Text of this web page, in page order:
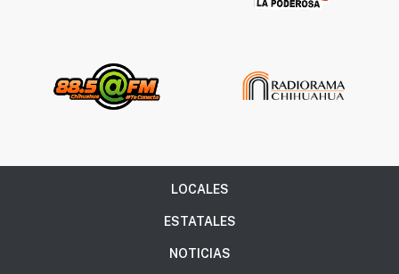
LOCALES
ESTATALES
NOTICIAS